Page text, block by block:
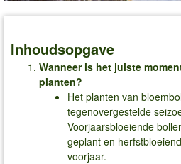
Inhoudsopgave
Wanneer is het juiste
planten?
​​​Het planten van
tegenovergestelde
Voorjaarsbloeiende
geplant en
voorjaar.